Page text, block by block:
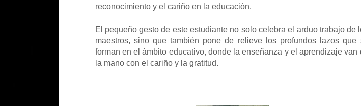
reconocimiento y el cariño en la educación.
El pequeño gesto de este estudiante no solo celebra el arduo trabajo de
maestros, sino que también pone de relieve los profundos lazos que
forman en el ámbito educativo, donde la enseñanza y el aprendizaje van
la mano con el cariño y la gratitud.